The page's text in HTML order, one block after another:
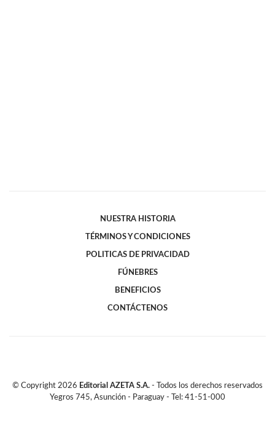
NUESTRA HISTORIA
TÉRMINOS Y CONDICIONES
POLITICAS DE PRIVACIDAD
FÚNEBRES
BENEFICIOS
CONTÁCTENOS
© Copyright 2026 Editorial AZETA S.A. - Todos los derechos reservados
Yegros 745, Asunción - Paraguay - Tel: 41-51-000